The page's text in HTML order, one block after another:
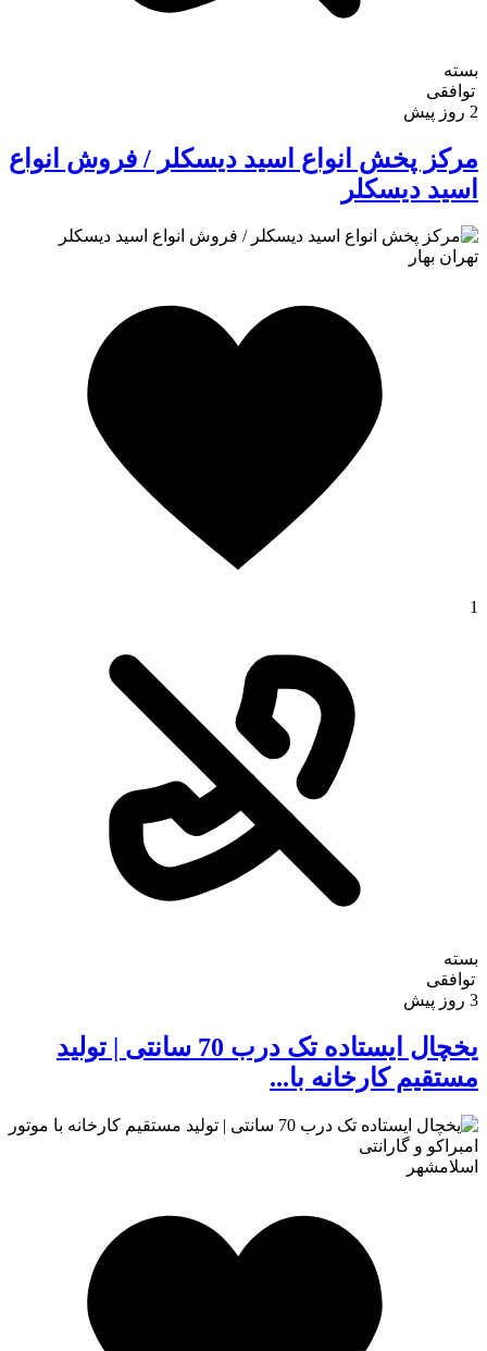
بسته
توافقی
مرکز پخش انواع اسید دیسکلر / فروش انواع
اسید دیسکلر
تهرانبهار
بسته
توافقی
یخچال ایستاده تک درب 70 سانتی | تولید
مستقیم کارخانه با...
اسلامشهر